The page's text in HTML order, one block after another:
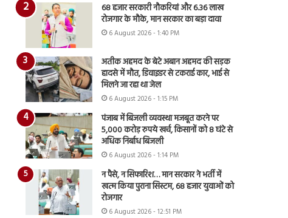
68 हजार सरकारी नौकरियां और 6.36 लाख
रोजगार के मौके, मान सरकार का बड़ा दावा
6 August 2026 - 1:40 PM
अतीक अहमद के बेटे अबान अहमद की सड़क
हादसे में मौत, डिवाइडर से टकराई कार, भाई से
मिलने जा रहा था जेल
6 August 2026 - 1:15 PM
पंजाब में बिजली व्यवस्था मजबूत करने पर
5,000 करोड़ रुपये खर्च, किसानों को 8 घंटे से
अधिक निर्बाध बिजली
6 August 2026 - 1:14 PM
न पैसे, न सिफारिश… मान सरकार ने भर्ती में
खत्म किया पुराना सिस्टम, 68 हजार युवाओं को
रोजगार
6 August 2026 - 12:51 PM